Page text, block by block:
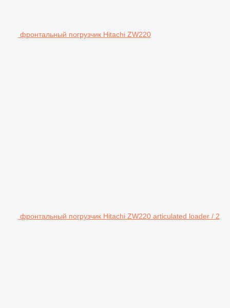
фронтальный погрузчик Hitachi ZW220
фронтальный погрузчик Hitachi ZW220 articulated loader / 2